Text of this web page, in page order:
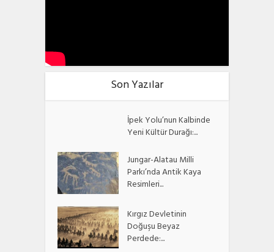
Son Yazılar
İpek Yolu’nun Kalbinde
Yeni Kültür Durağı:...
Jungar-Alatau Milli
Parkı’nda Antik Kaya
Resimleri...
Kırgız Devletinin
Doğuşu Beyaz
Perdede:...